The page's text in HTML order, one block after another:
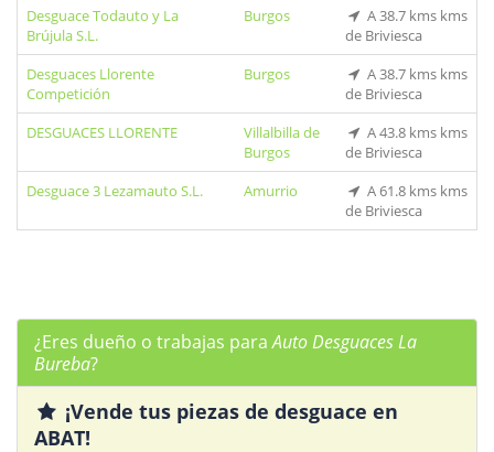
Desguace Todauto y La
Brújula S.L.
Burgos
A 38.7 kms kms
de Briviesca
Desguaces Llorente
Competición
Burgos
A 38.7 kms kms
de Briviesca
DESGUACES LLORENTE
Villalbilla de
Burgos
A 43.8 kms kms
de Briviesca
Desguace 3 Lezamauto S.L.
Amurrio
A 61.8 kms kms
de Briviesca
¿Eres dueño o trabajas paraAuto Desguaces La
Bureba?
¡Vende tus piezas de desguace en
ABAT!